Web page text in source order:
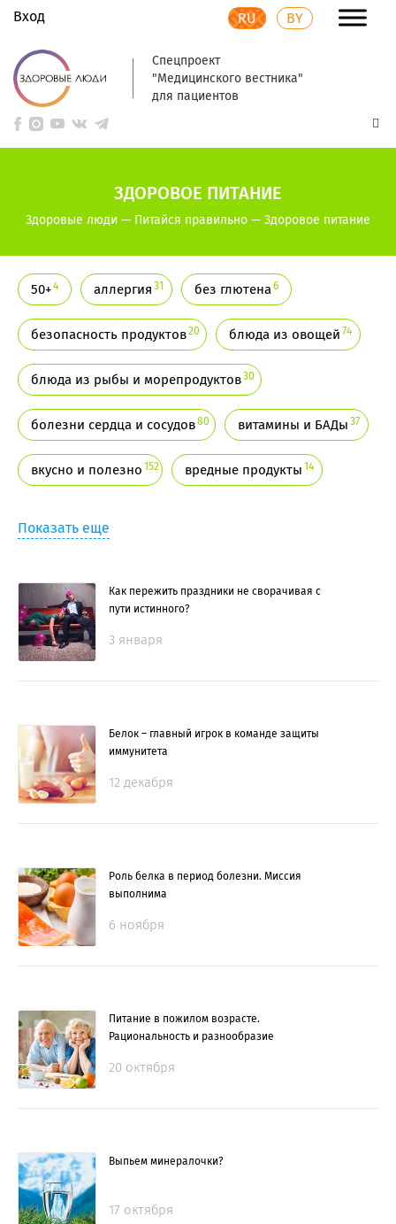
Вход RU BY
Спецпроект
"Медицинского вестника"
для пациентов
ЗДОРОВОЕ ПИТАНИЕ
Здоровые люди — Питайся правильно — Здоровое питание
50+4 аллергия 31 без глютена6
безопасность продуктов20 блюда из овощей 74
блюда из рыбы и морепродуктов30
болезни сердца и сосудов80 витамины и БАДы 37
вкусно и полезно 152 вредные продукты 14
Показать еще
Как пережить праздники не сворачивая с
пути истинного?
3 января
Белок – главный игрок в команде защиты
иммунитета
12 декабря
Роль белка в период болезни. Миссия
выполнима
6 ноября
Питание в пожилом возрасте.
Рациональность и разнообразие
20 октября
Выпьем минералочки?
17 октября